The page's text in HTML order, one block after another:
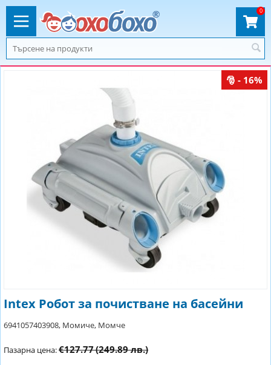
0
- 16%
Intex Робот за почистване на басейни
6941057403908, Момиче, Момче
Пазарна цена:€127.77(249.89 лв.)